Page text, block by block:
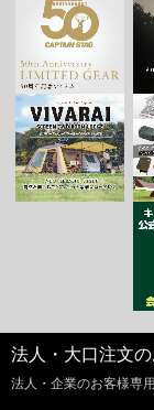
お買
法人・大口注文
法人・企業のお客様専